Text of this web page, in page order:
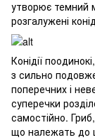
утворює темний
розгалужені
Конідії
з сильно
поперечних і
суперечки
самостійно.
що належать до